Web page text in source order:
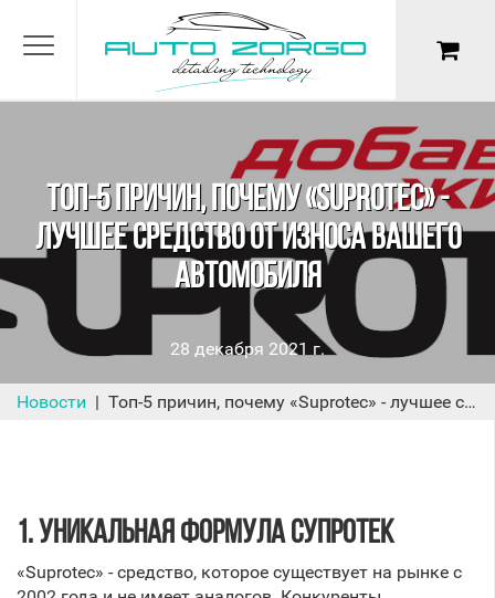
ТОП-5 ПРИЧИН, ПОЧЕМУ «SUPROTEC» -
ЛУЧШЕЕ СРЕДСТВО ОТ ИЗНОСА ВАШЕГО
АВТОМОБИЛЯ
28 декабря 2021 г.
Новости Топ-5 причин, почему «Suprotec» - лучшее средство от износа вашего автомобиля
1.УНИКАЛЬНАЯ ФОРМУЛА СУПРОТЕК
«Suprotec» - средство, которое существует на рынке с